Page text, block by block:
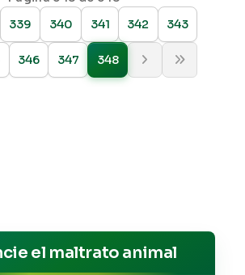
339
340 341 342 343
346 347 348
el maltrato animal